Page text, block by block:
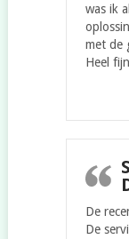
was ik
met de
Heel
De
De